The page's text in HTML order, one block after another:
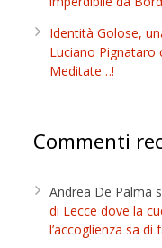
Identità Golose,
Luciano Pignataro
Meditate…!
Commenti
Andrea De Palma
di Lecce dove la
l’accoglienza sa di